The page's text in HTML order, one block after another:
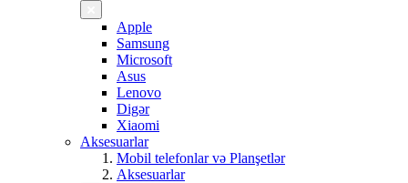
Apple
Samsung
Microsoft
Asus
Lenovo
Digər
Xiaomi
Aksesuarlar
Mobil telefonlar və Planşetlər
Aksesuarlar